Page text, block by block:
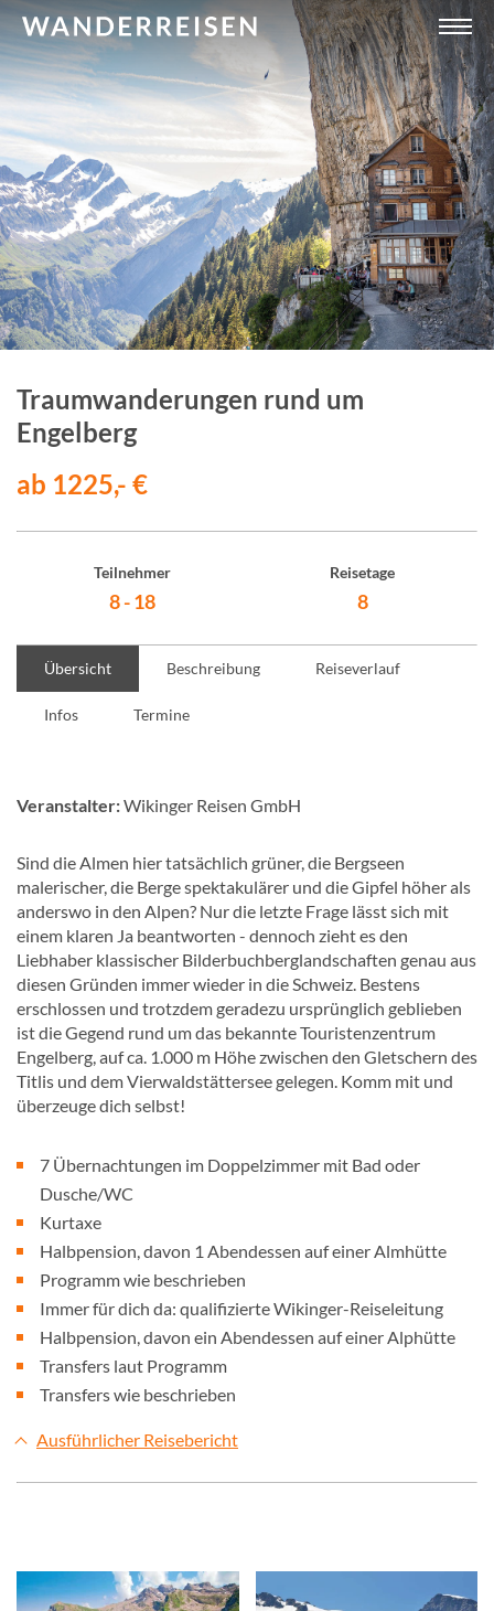
Traumwanderungen rund um
Engelberg
ab 1225,- €
Teilnehmer
8 - 18
Reisetage
8
Übersicht Beschreibung Reiseverlauf
Infos Termine
Veranstalter:Wikinger Reisen GmbH
Sind die Almen hier tatsächlich grüner, die Bergseen
malerischer, die Berge spektakulärer und die Gipfel höher als
anderswo in den Alpen? Nur die letzte Frage lässt sich mit
einem klaren Ja beantworten - dennoch zieht es den
Liebhaber klassischer Bilderbuchberglandschaften genau aus
diesen Gründen immer wieder in die Schweiz. Bestens
erschlossen und trotzdem geradezu ursprünglich geblieben
ist die Gegend rund um das bekannte Touristenzentrum
Engelberg, auf ca. 1.000 m Höhe zwischen den Gletschern des
Titlis und dem Vierwaldstättersee gelegen. Komm mit und
überzeuge dich selbst!
7 Übernachtungen im Doppelzimmer mit Bad oder
Dusche/WC
Kurtaxe
Halbpension, davon 1 Abendessen auf einer Almhütte
Programm wie beschrieben
Immer für dich da: qualifizierte Wikinger-Reiseleitung
Halbpension, davon ein Abendessen auf einer Alphütte
Transfers laut Programm
Transfers wie beschrieben
Ausführlicher Reisebericht